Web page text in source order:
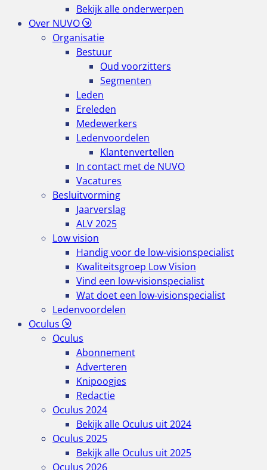
Bekijk alle onderwerpen
Over NUVO
Organisatie
Bestuur
Oud voorzitters
Segmenten
Leden
Ereleden
Medewerkers
Ledenvoordelen
Klantenvertellen
In contact met de NUVO
Vacatures
Besluitvorming
Jaarverslag
ALV 2025
Low vision
Handig voor de low-visionspecialist
Kwaliteitsgroep Low Vision
Vind een low-visionspecialist
Wat doet een low-visionspecialist
Ledenvoordelen
Oculus
Oculus
Abonnement
Adverteren
Knipoogjes
Redactie
Oculus 2024
Bekijk alle Oculus uit 2024
Oculus 2025
Bekijk alle Oculus uit 2025
Oculus 2026